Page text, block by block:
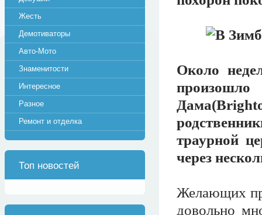
Около
траурной
через
Желающих
довольно
Жесть
Демотиваторы
Авто-Мото
Знаменитости
Интересное
Разное
Ремонт и отделка
Топ новостей